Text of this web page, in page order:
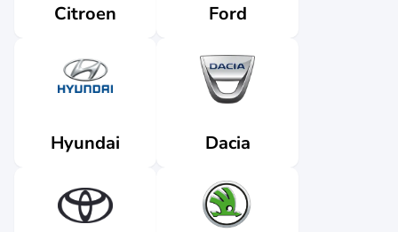
Citroen Ford
Hyundai Dacia